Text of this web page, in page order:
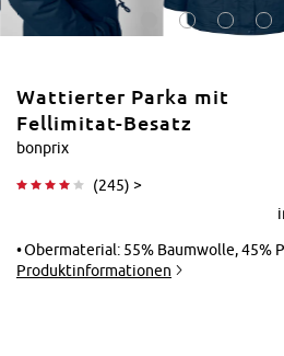
Wattierter Parka mit
Fellimitat-Besatz
bonprix
(245) >
Obermaterial: 55% Baumwolle, 45% Polyester, Innenfutter: 100% Polyester, Füllmaterial:
Produktinformationen